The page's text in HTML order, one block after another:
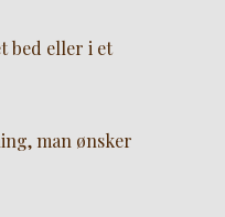
bed eller i et
man ønsker